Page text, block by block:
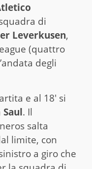
di
Leverkusen,
(quattro
degli
e al 18′ si
Saul. Il
salta
limite, con
a giro che